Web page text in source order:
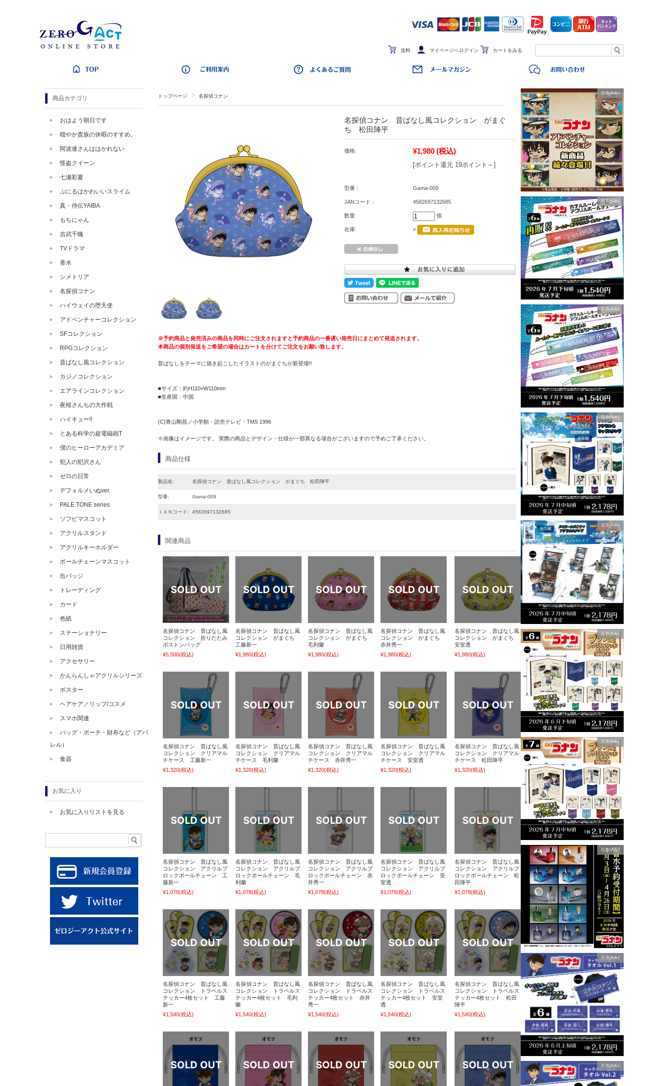
送料 マイページへログイン カートをみる
広告(Ads)
広告(Ads)
広告(Ads)
広告(Ads)
広告(Ads)
広告(Ads)
広告(Ads)
広告(Ads)
広告(Ads)
広告(Ads)
トップページ 名探偵コナン
名探偵コナン 昔ばなし風コレクション がまぐ
ち 松田陣平
価格: ¥1,980 (税込)
[ポイント還元 19ポイント～]
型番： Gama-009
JANコード： 4582697132685
数量: 個
在庫: ×
※予約商品と発売済みの商品を同時にご注文されますと予約商品の一番遅い発売日にまとめて発送されます。
本商品の個別発送をご希望の場合はカートを分けてご注文をお願い致します。
昔ばなしをテーマに描き起こしたイラストのがまぐちが新登場!!
■サイズ：約H110×W110mm
■生産国：中国
(C)青山剛昌／小学館・読売テレビ・TMS 1996
※画像はイメージです。 実際の商品とデザイン・仕様が一部異なる場合がございますので予めご了承ください。
商品仕様
製品名: 名探偵コナン 昔ばなし風コレクション がまぐち 松田陣平
型番: Gama-009
ＪＡＮコード: 4582697132685
関連商品
名探偵コナン 昔ばなし風
コレクション 折りたたみ
ボストンバッグ
¥5,500(税込)
名探偵コナン 昔ばなし風
コレクション がまぐち
工藤新一
¥1,980(税込)
名探偵コナン 昔ばなし風
コレクション がまぐち
毛利蘭
¥1,980(税込)
名探偵コナン 昔ばなし風
コレクション がまぐち
赤井秀一
¥1,980(税込)
名探偵コナン 昔ばなし風
コレクション がまぐち
安室透
¥1,980(税込)
名探偵コナン 昔ばなし風
コレクション クリアマル
チケース 工藤新一
¥1,320(税込)
名探偵コナン 昔ばなし風
コレクション クリアマル
チケース 毛利蘭
¥1,320(税込)
名探偵コナン 昔ばなし風
コレクション クリアマル
チケース 赤井秀一
¥1,320(税込)
名探偵コナン 昔ばなし風
コレクション クリアマル
チケース 安室透
¥1,320(税込)
名探偵コナン 昔ばなし風
コレクション クリアマル
チケース 松田陣平
¥1,320(税込)
名探偵コナン 昔ばなし風
コレクション アクリルブ
ロックボールチェーン 工
藤新一
¥1,078(税込)
名探偵コナン 昔ばなし風
コレクション アクリルブ
ロックボールチェーン 毛
利蘭
¥1,078(税込)
名探偵コナン 昔ばなし風
コレクション アクリルブ
ロックボールチェーン 赤
井秀一
¥1,078(税込)
名探偵コナン 昔ばなし風
コレクション アクリルブ
ロックボールチェーン 安
室透
¥1,078(税込)
名探偵コナン 昔ばなし風
コレクション アクリルブ
ロックボールチェーン 松
田陣平
¥1,078(税込)
名探偵コナン 昔ばなし風
コレクション トラベルス
テッカー4枚セット 工藤
新一
¥1,540(税込)
名探偵コナン 昔ばなし風
コレクション トラベルス
テッカー4枚セット 毛利
蘭
¥1,540(税込)
名探偵コナン 昔ばなし風
コレクション トラベルス
テッカー4枚セット 赤井
秀一
¥1,540(税込)
名探偵コナン 昔ばなし風
コレクション トラベルス
テッカー4枚セット 安室
透
¥1,540(税込)
名探偵コナン 昔ばなし風
コレクション トラベルス
テッカー4枚セット 松田
陣平
¥1,540(税込)
商品カテゴリ
おはよう朝日です
穏やか貴族の休暇のすすめ。
阿波連さんははかれない
怪盗クイーン
七瀬彩夏
ぷにるはかわいいスライム
真・侍伝YAIBA
もちにゃん
吉武千颯
TVドラマ
香水
シメトリア
名探偵コナン
ハイウェイの堕天使
アドベンチャーコレクション
SFコレクション
RPGコレクション
昔ばなし風コレクション
カジノコレクション
エアラインコレクション
夜桜さんちの大作戦
ハイキュー!!
とある科学の超電磁砲T
僕のヒーローアカデミア
犯人の犯沢さん
ゼロの日常
デフォルメいぬver.
PALE TONE series
ソフビマスコット
アクリルスタンド
アクリルキーホルダー
ボールチェーンマスコット
缶バッジ
トレーディング
カード
色紙
ステーショナリー
日用雑貨
アクセサリー
かんらんしゃアクリルシリーズ
ポスター
ヘアケア／リップ/コスメ
スマホ関連
バッグ・ポーチ・財布など（アパ
レル）
食器
お気に入り
お気に入りリストを見る